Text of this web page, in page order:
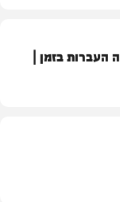
העברות בזמן |